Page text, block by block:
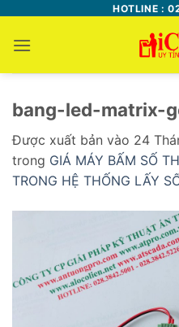
nội
dung
HOTLINE :
bang-led-matrix-
Được xuất bản vào 24
trong GIÁ MÁY BẤM SỐ
TRONG HỆ THỐNG LẤY